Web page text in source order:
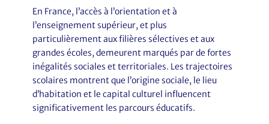
En France, l’accès à l’orientation et à
l’enseignement supérieur, et plus
particulièrement aux filières sélectives et aux
grandes écoles, demeurent marqués par de fortes
inégalités sociales et territoriales. Les trajectoires
scolaires montrent que l’origine sociale, le lieu
d’habitation et le capital culturel influencent
significativement les parcours éducatifs.